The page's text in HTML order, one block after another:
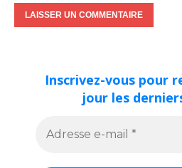
Inscrivez-vous pour
jour les